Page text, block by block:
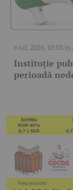
6 iul. 2026, 10:03în
Instituție
perioadă